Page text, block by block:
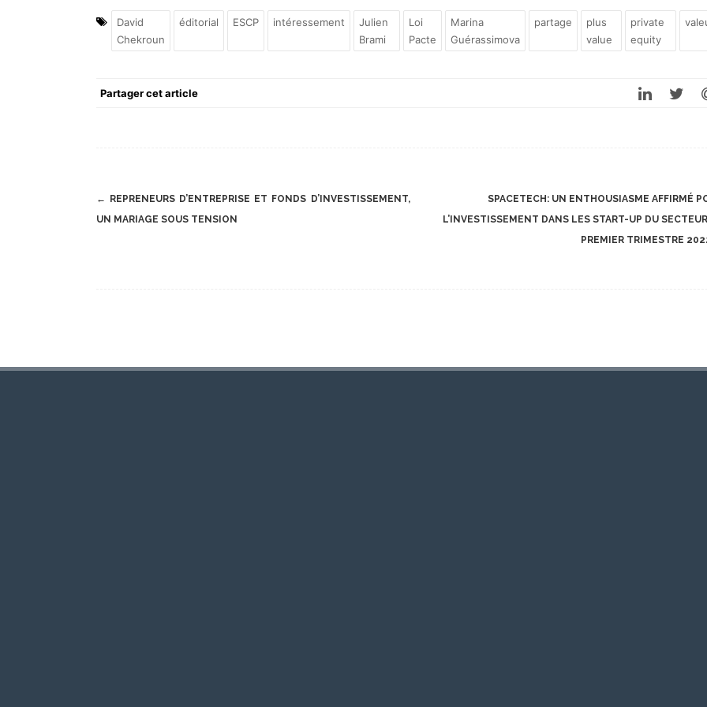
David
Chekroun
éditorial ESCP intéressement
Julien
Brami
Loi
Pacte
Marina
Guérassimova
partage
plus
value
private
equity
Partager cet article
Post
navigation
← REPRENEURS D’ENTREPRISE ET FONDS D’INVESTISSEMENT,
UN MARIAGE SOUS TENSION
SPACETECH: UN ENTHOUSIASME AFFIRMÉ
L’INVESTISSEMENT DANS LES START-UP DU
PREMIER TRIMESTRE